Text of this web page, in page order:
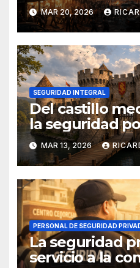
MAR 20, 2026
SEGURIDAD INTEGRAL
Del castillo
la seguridad
MAR 13, 2026
PERSONAL DE SEGURIDAD
La seguridad
servicio a la